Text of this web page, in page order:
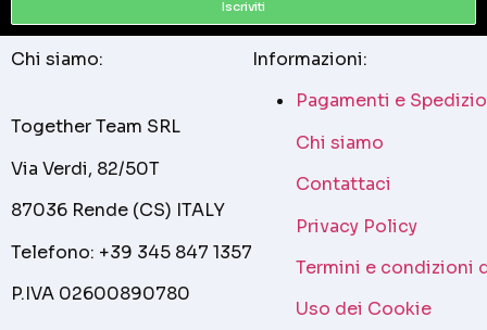
Iscriviti
Chi siamo:
Together Team SRL
Via Verdi, 82/50T
87036 Rende (CS) ITALY
Telefono: +39 345 847 1357
P.IVA 02600890780
Informazioni:
Pagamenti e
Chi siamo
Contattaci
Privacy Policy
Termini e condizioni
Uso dei Cookie